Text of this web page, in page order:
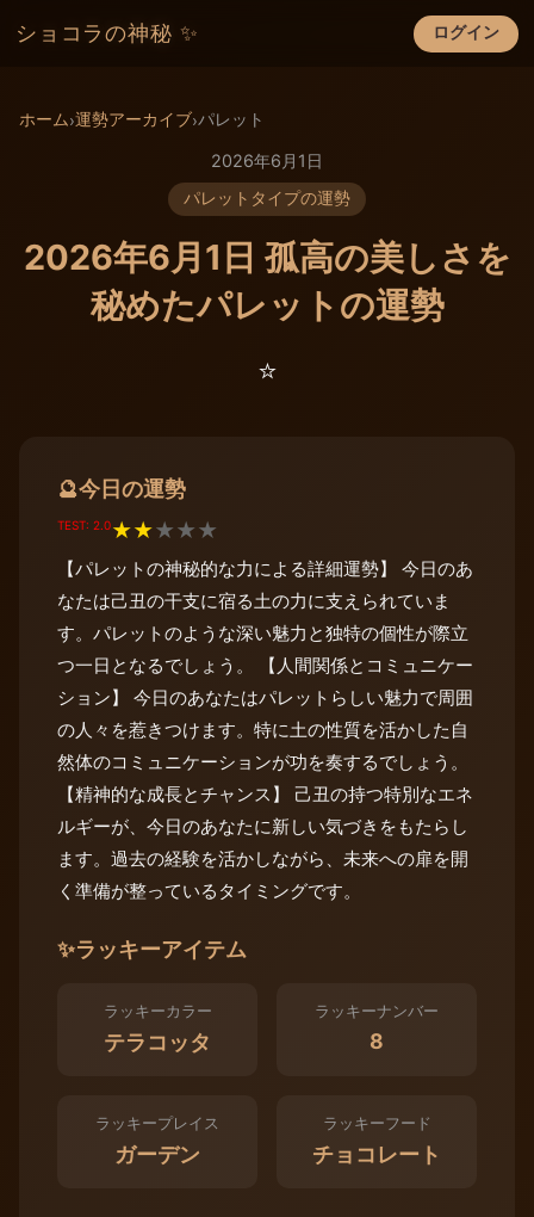
ショコラの神秘 ✨ ログイン
×
ホーム›運勢アーカイブ›パレット
2026年6月1日
パレットタイプの運勢
2026年6月1日 孤高の美しさを
秘めたパレットの運勢
⭐️
🔮今日の運勢
TEST: 2.0★★★★★
【パレットの神秘的な力による詳細運勢】 今日のあ
なたは己丑の干支に宿る土の力に支えられていま
す。パレットのような深い魅力と独特の個性が際立
つ一日となるでしょう。 【人間関係とコミュニケー
ション】 今日のあなたはパレットらしい魅力で周囲
の人々を惹きつけます。特に土の性質を活かした自
然体のコミュニケーションが功を奏するでしょう。
【精神的な成長とチャンス】 己丑の持つ特別なエネ
ルギーが、今日のあなたに新しい気づきをもたらし
ます。過去の経験を活かしながら、未来への扉を開
く準備が整っているタイミングです。
✨ラッキーアイテム
ラッキーカラー
テラコッタ
ラッキーナンバー
8
ラッキープレイス
ガーデン
ラッキーフード
チョコレート